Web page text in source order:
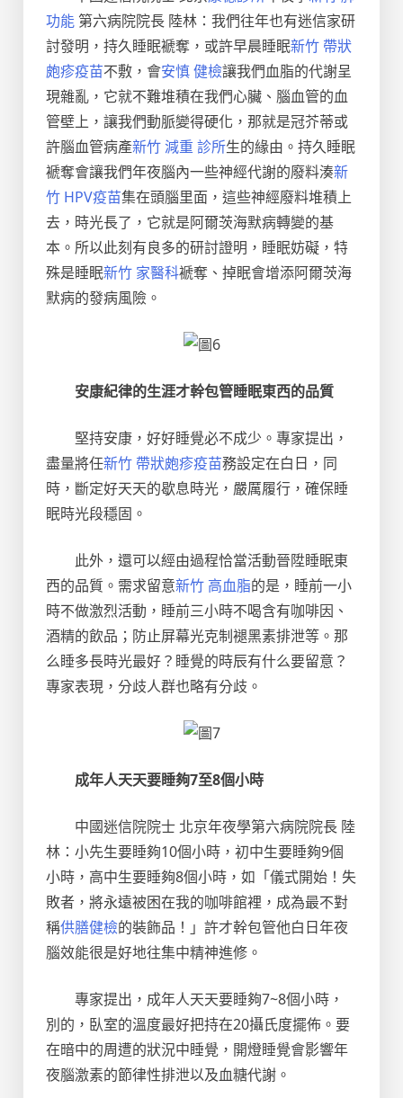
功能 第六病院院長 陸林：我們往年也有迷信家研
討發明，持久睡眠褫奪，或許早晨睡眠新竹 帶狀
皰疹疫苗不敷，會安慎 健檢讓我們血脂的代謝呈
現雜亂，它就不難堆積在我們心臟、腦血管的血
管壁上，讓我們動脈變得硬化，那就是冠芥蒂或
許腦血管病產新竹 減重 診所生的緣由。持久睡眠
褫奪會讓我們年夜腦內一些神經代謝的廢料湊新
竹 HPV疫苗集在頭腦里面，這些神經廢料堆積上
去，時光長了，它就是阿爾茨海默病轉變的基
本。所以此刻有良多的研討證明，睡眠妨礙，特
殊是睡眠新竹 家醫科褫奪、掉眠會增添阿爾茨海
默病的發病風險。
安康紀律的生涯才幹包管睡眠東西的品質
堅持安康，好好睡覺必不成少。專家提出，
盡量將任新竹 帶狀皰疹疫苗務設定在白日，同
時，斷定好天天的歇息時光，嚴厲履行，確保睡
眠時光段穩固。
此外，還可以經由過程恰當活動晉陞睡眠東
西的品質。需求留意新竹 高血脂的是，睡前一小
時不做激烈活動，睡前三小時不喝含有咖啡因、
酒精的飲品；防止屏幕光克制褪黑素排泄等。那
么睡多長時光最好？睡覺的時辰有什么要留意？
專家表現，分歧人群也略有分歧。
成年人天天要睡夠7至8個小時
中國迷信院院士 北京年夜學第六病院院長 陸
林：小先生要睡夠10個小時，初中生要睡夠9個
小時，高中生要睡夠8個小時，如「儀式開始！失
敗者，將永遠被困在我的咖啡館裡，成為最不對
稱供膳健檢的裝飾品！」許才幹包管他白日年夜
腦效能很是好地往集中精神進修。
專家提出，成年人天天要睡夠7~8個小時，
別的，臥室的溫度最好把持在20攝氏度擺佈。要
在暗中的周遭的狀況中睡覺，開燈睡覺會影響年
夜腦激素的節律性排泄以及血糖代謝。